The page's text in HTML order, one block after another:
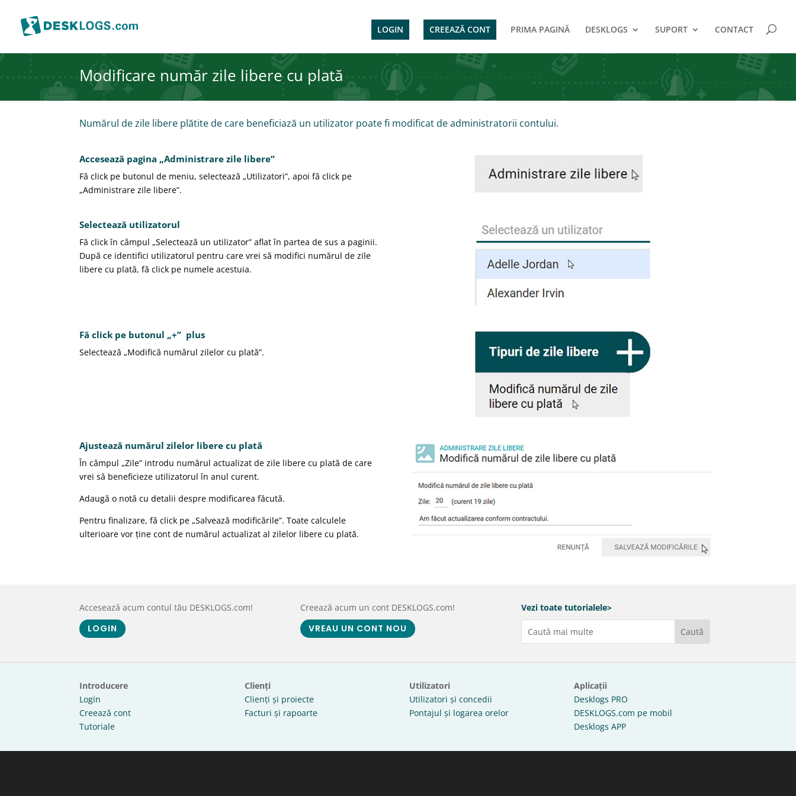
LOGIN CREEAZĂ CONT PRIMA PAGINĂ DESKLOGS SUPORT CONTACT
Modificare număr zile libere cu plată
Numărul de zile libere plătite de care beneficiază un utilizator poate fi modificat de administratorii contului.
Accesează pagina „Administrare zile libere”
Fă click pe butonul de meniu, selectează „Utilizatori”, apoi fă click pe
„Administrare zile libere”.
Selectează utilizatorul
Fă click în câmpul „Selectează un utilizator” aflat în partea de sus a paginii.
După ce identifici utilizatorul pentru care vrei să modifici numărul de zile
libere cu plată, fă click pe numele acestuia.
Fă click pe butonul „+” plus
Selectează „Modifică numărul zilelor cu plată”.
Ajustează numărul zilelor libere cu plată
În câmpul „Zile” introdu numărul actualizat de zile libere cu plată de care
vrei să beneficieze utilizatorul în anul curent.
Adaugă o notă cu detalii despre modificarea făcută.
Pentru finalizare, fă click pe „Salvează modificările”. Toate calculele
ulterioare vor ține cont de numărul actualizat al zilelor libere cu plată.
Accesează acum contul tău DESKLOGS.com!
LOGIN
Creează acum un cont DESKLOGS.com!
VREAU UN CONT NOU
Vezi toate tutorialele>
Introducere
Login
Creează cont
Tutoriale
Clienți
Clienți și proiecte
Facturi și rapoarte
Utilizatori
Utilizatori și concedii
Pontajul și logarea orelor
Aplicații
Desklogs PRO
DESKLOGS.com pe mobil
Desklogs APP